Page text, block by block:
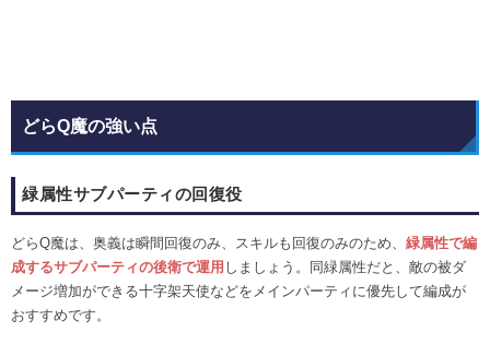
どらQ魔の強い点
緑属性サブパーティの回復役
どらQ魔は、奥義は瞬間回復のみ、スキルも回復のみのため、 緑属性で編
成するサブパーティの後衛で運用 しましょう。同緑属性だと、敵の被ダ
メージ増加ができる十字架天使などをメインパーティに優先して編成が
おすすめです。